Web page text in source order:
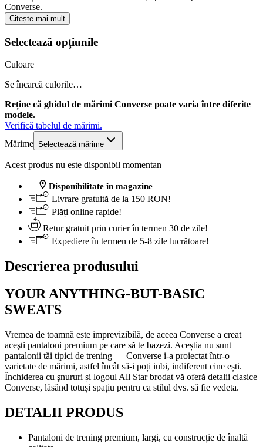
Converse.
Citește mai mult
Selectează opțiunile
Culoare
Se încarcă culorile…
Reține că ghidul de mărimi Converse poate varia între diferite
modele.
Verifică tabelul de mărimi.
Mărime Selectează mărime
Acest produs nu este disponibil momentan
Disponibilitate în magazine
Livrare gratuită de la 150 RON!
Plăți online rapide!
Retur gratuit prin curier în termen 30 de zile!
Expediere în termen de 5-8 zile lucrătoare!
Descrierea produsului
YOUR ANYTHING-BUT-BASIC
SWEATS
Vremea de toamnă este imprevizibilă, de aceea Converse a creat
aceşti pantaloni premium pe care să te bazezi. Aceștia nu sunt
pantalonii tăi tipici de trening — Converse i-a proiectat într-o
varietate de mărimi, astfel încât să-i poți iubi, indiferent cine ești.
Ȋnchiderea cu şnururi și logoul All Star brodat vă oferă detalii clasice
Converse, lăsând totuși spațiu pentru ca stilul dvs. să fie vedeta.
DETALII PRODUS
Pantaloni de trening premium, largi, cu construcție de înaltă